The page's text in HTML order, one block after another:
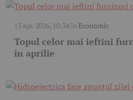
13 apr. 2026, 10:34în Economic
Topul celor mai ieftini
în aprilie